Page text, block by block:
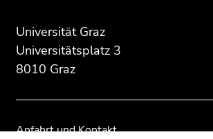
Universität Graz
Universitätsplatz 3
8010 Graz
Anfahrt und Kontakt
Seitenbereiche
Seitenbereiche